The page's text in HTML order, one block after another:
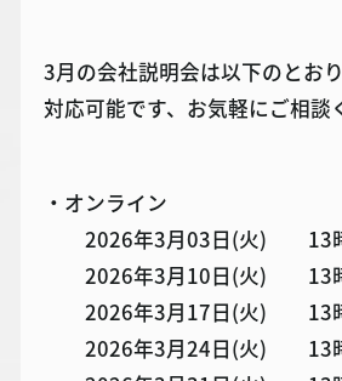
3月の会社説明会は以下のとお
対応可能です、お気軽にご相談
・オンライン
2026年3月03日(火) 13
2026年3月10日(火) 13
2026年3月17日(火) 13
2026年3月24日(火) 13